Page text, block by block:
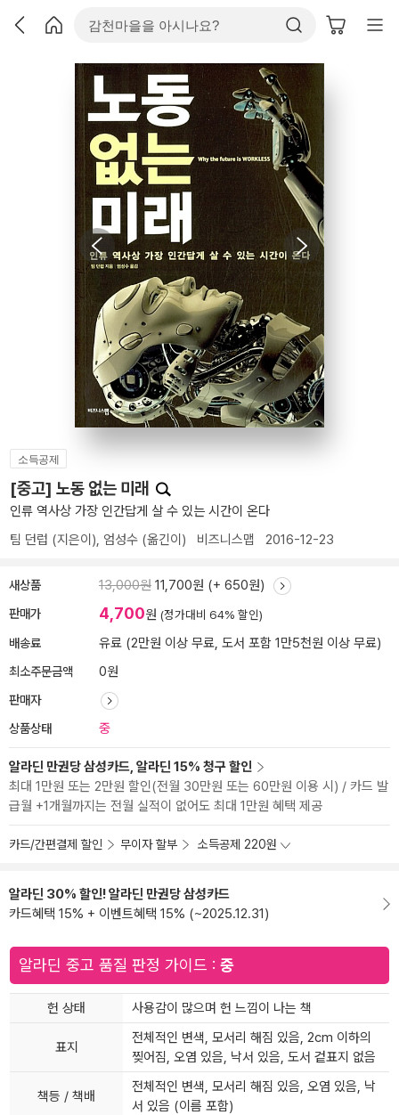
소득공제
[중고] 노동 없는 미래
인류 역사상 가장 인간답게 살 수 있는 시간이 온다
팀 던럽 (지은이), 엄성수 (옮긴이) 비즈니스맵 2016-12-23
새상품 13,000원 11,700원 (+ 650원)
판매가 4,700원 (정가대비 64% 할인)
배송료 유료 (2만원 이상 무료, 도서 포함 1만5천원 이상 무료)
최소주문금액 0원
판매자
상품상태
중
알라딘 만권당 삼성카드, 알라딘 15% 청구 할인
최대 1만원 또는 2만원 할인(전월 30만원 또는 60만원 이용 시) / 카드 발
급월 +1개월까지는 전월 실적이 없어도 최대 1만원 혜택 제공
카드/간편결제 할인 무이자 할부 소득공제 220원
알라딘 30% 할인! 알라딘 만권당 삼성카드
카드혜택 15% + 이벤트혜택 15% (~2025.12.31)
알라딘 중고 품질 판정 가이드 : 중
헌 상태 사용감이 많으며 헌 느낌이 나는 책
표지
전체적인 변색, 모서리 해짐 있음, 2cm 이하의
찢어짐, 오염 있음, 낙서 있음, 도서 겉표지 없음
책등 / 책배
전체적인 변색, 모서리 해짐 있음, 오염 있음, 낙
서 있음 (이름 포함)